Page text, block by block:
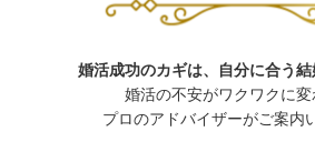
婚活成功のカギは、自分に合う結
婚活の不安がワクワクに変
プロのアドバイザーがご案内